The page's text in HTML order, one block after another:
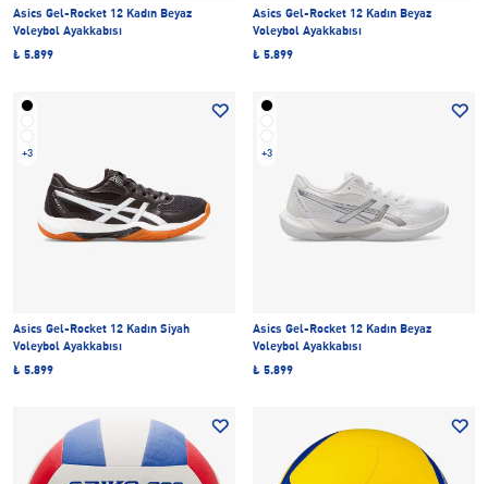
Asics Gel-Rocket 12 Kadın Beyaz
Voleybol Ayakkabısı
₺ 5.899
Asics Gel-Rocket 12 Kadın Beyaz
Voleybol Ayakkabısı
₺ 5.899
+3
Asics Gel-Rocket 12 Kadın Siyah
Voleybol Ayakkabısı
₺ 5.899
+3
Asics Gel-Rocket 12 Kadın Beyaz
Voleybol Ayakkabısı
₺ 5.899